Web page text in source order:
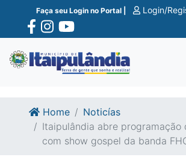
Ir para o conte�do
Ir para o fim do conte�do
Faça seu Login no Portal | Login/
Home
Noticías
Itaipulândia abre programação
com show gospel da banda